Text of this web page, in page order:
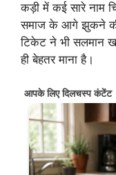
कड़ी में कई सारे नाम
समाज के आगे झुकने की
टिकेट ने भी सलमान
ही बेहतर माना है।